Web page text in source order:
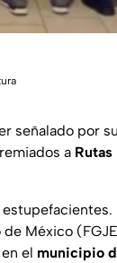
señalado por
a Rutas
México
el municipio